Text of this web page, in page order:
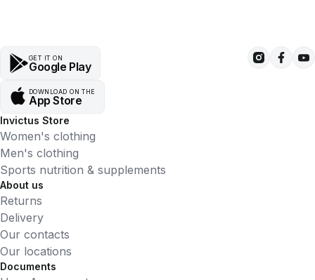
GET IT ON
Google Play
DOWNLOAD ON THE
App Store
Invictus Store
Women's clothing
Men's clothing
Sports nutrition & supplements
About us
Returns
Delivery
Our contacts
Our locations
Documents